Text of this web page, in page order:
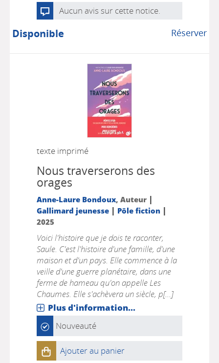
Aucun avis sur cette notice.
Réserver
Disponible
texte imprimé
Nous traverserons des
orages
Anne-Laure Bondoux, Auteur |
Gallimard jeunesse| Pôle fiction |
2025
Voici l'histoire que je dois te raconter,
Saule. C'est l'histoire d'une famille, d'une
maison et d'un pays. Elle commence à la
veille d'une guerre planétaire, dans une
ferme de hameau qu'on appelle Les
Chaumes. Elle s'achèvera un siècle, p[...]
Plus d'information...
Nouveauté
Ajouter au panier